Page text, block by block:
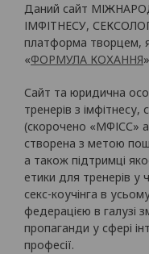
Даний сайт
ІМФІТНЕСУ,
платформа творцем,
«ФОРМУЛА КОХАННЯ»
Сайт та юридична
тренерів з імфітнесу,
(скорочено «МФІСС»
створена з метою
а також підтримці
етики для тренерів у
секс-коучінга в
федерацією в галузі
пропаганди у сфері
професії.